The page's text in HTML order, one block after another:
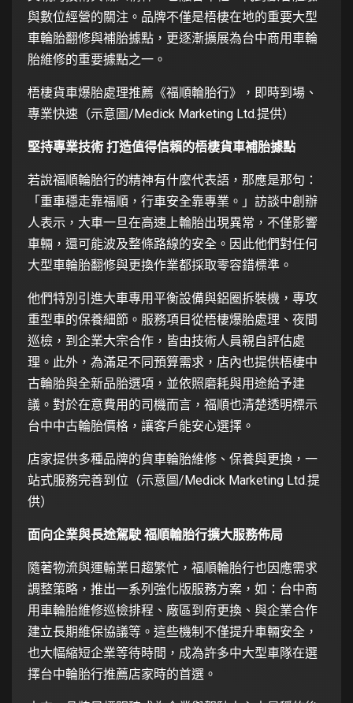
與數位經營的關注。品牌不僅是梧棲在地的重要大型
車輪胎翻修與補胎據點，更逐漸擴展為台中商用車輪
胎維修的重要據點之一。
梧棲貨車爆胎處理推薦《福順輪胎行》，即時到場、
專業快速（示意圖/Medick Marketing Ltd.提供）
堅持專業技術 打造值得信賴的梧棲貨車補胎據點
若說福順輪胎行的精神有什麼代表語，那應是那句：
「重車穩走靠福順，行車安全靠專業。」訪談中創辦
人表示，大車一旦在高速上輪胎出現異常，不僅影響
車輛，還可能波及整條路線的安全。因此他們對任何
大型車輪胎翻修與更換作業都採取零容錯標準。
他們特別引進大車專用平衡設備與鋁圈拆裝機，專攻
重型車的保養細節。服務項目從梧棲爆胎處理、夜間
巡檢，到企業大宗合作，皆由技術人員親自評估處
理。此外，為滿足不同預算需求，店內也提供梧棲中
古輪胎與全新品胎選項，並依照磨耗與用途給予建
議。對於在意費用的司機而言，福順也清楚透明標示
台中中古輪胎價格，讓客戶能安心選擇。
店家提供多種品牌的貨車輪胎維修、保養與更換，一
站式服務完善到位（示意圖/Medick Marketing Ltd.提
供）
面向企業與長途駕駛 福順輪胎行擴大服務佈局
隨著物流與運輸業日趨繁忙，福順輪胎行也因應需求
調整策略，推出一系列強化版服務方案，如：台中商
用車輪胎維修巡檢排程、廠區到府更換、與企業合作
建立長期維保協議等。這些機制不僅提升車輛安全，
也大幅縮短企業等待時間，成為許多中大型車隊在選
擇台中輪胎行推薦店家時的首選。